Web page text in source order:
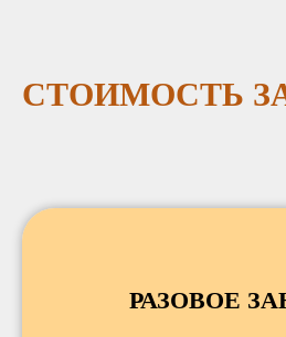
СТОИМОСТЬ
РАЗОВОЕ